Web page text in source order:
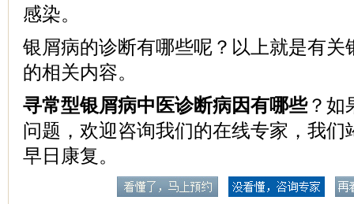
感染。
银屑病的诊断有哪些呢？以上就是有关
的相关内容。
寻常型银屑病中医诊断病因有哪些？如
问题，欢迎咨询我们的在线专家，我们
早日康复。